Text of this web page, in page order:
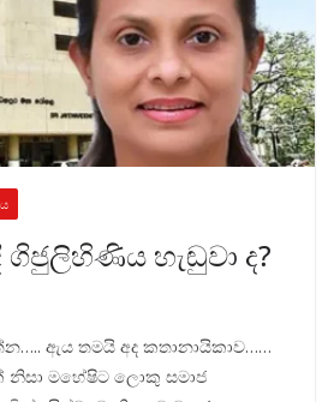
හැඬුවා ද?
ඇය තමයි අද කතානායිකාව……
මහේෂිට ලොකු සමාජ